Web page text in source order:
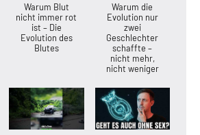
Warum Blut
nicht immer rot
ist – Die
Evolution des
Blutes
Warum die
Evolution nur
zwei
Geschlechter
schaffte –
nicht mehr,
nicht weniger